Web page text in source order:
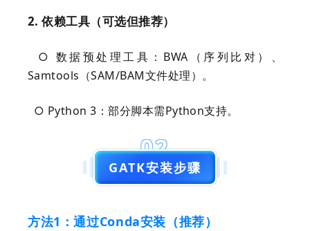
2. 依赖工具（可选但推荐）
○ 数据预处理工具：BWA（序列比对）、
Samtools（SAM/BAM文件处理）。
○ Python 3：部分脚本需Python支持。
02
GATK安装步骤
方法1：通过Conda安装（推荐）